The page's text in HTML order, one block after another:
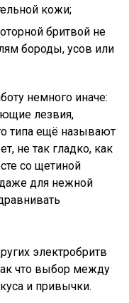
кожи;
бритвой не
бороды, усов или
немного иначе:
лезвия,
типа ещё называют
не так гладко, как
со щетиной
даже для нежной
электробритв
что выбор между
и привычки.